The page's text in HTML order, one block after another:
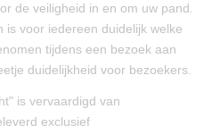
de veiligheid in en om uw pand.
voor iedereen duidelijk welke
tijdens een bezoek aan
duidelijkheid voor bezoekers.
is vervaardigd van
exclusief